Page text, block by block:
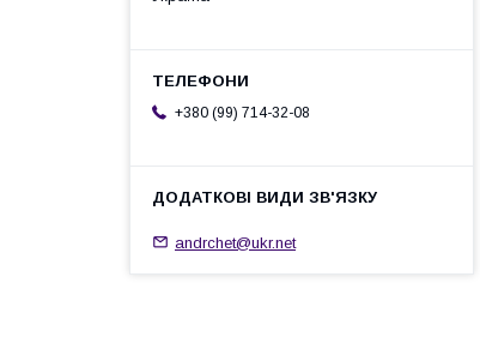
+380 (99) 714-32-08
andrchet@ukr.net